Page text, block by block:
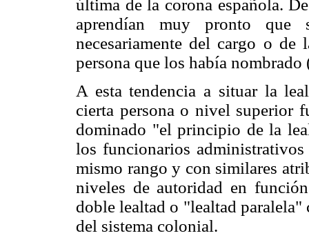
última de la corona española.
aprendían muy pronto que
necesariamente del cargo o de
persona que los había
A esta tendencia a situar la
cierta persona o nivel superior
dominado "el principio de la
los funcionarios
mismo rango y con similares
niveles de autoridad en
doble lealtad o "lealtad paralela"
del sistema colonial.